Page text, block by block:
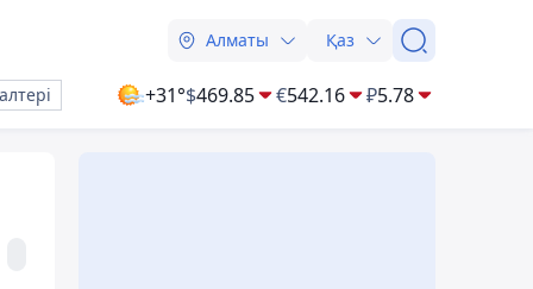
Алматы Қаз
+31°$469.85 €542.16 ₽5.78